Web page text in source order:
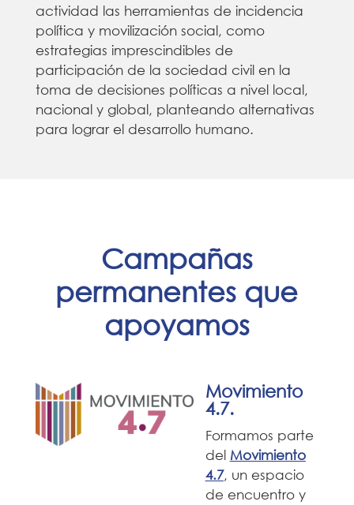
actividad las herramientas de incidencia
política y movilización social, como
estrategias imprescindibles de
participación de la sociedad civil en la
toma de decisiones políticas a nivel local,
nacional y global, planteando alternativas
para lograr el desarrollo humano.
Campañas
permanentes que
apoyamos
Movimiento
4.7.
Formamos parte
del Movimiento
4.7, un espacio
de encuentro y